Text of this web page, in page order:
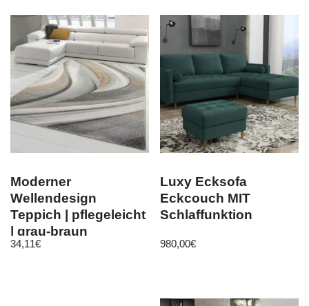
Moderner
Wellendesign
Teppich | pflegeleicht
| grau-braun
34,11€
Luxy Ecksofa
Eckcouch MIT
Schlaffunktion
980,00€